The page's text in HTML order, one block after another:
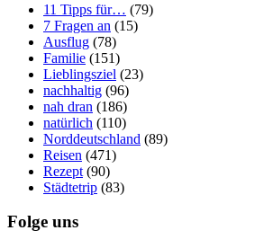
11 Tipps für… (79)
7 Fragen an (15)
Ausflug (78)
Familie (151)
Lieblingsziel (23)
nachhaltig (96)
nah dran (186)
natürlich (110)
Norddeutschland (89)
Reisen (471)
Rezept (90)
Städtetrip (83)
Folge uns